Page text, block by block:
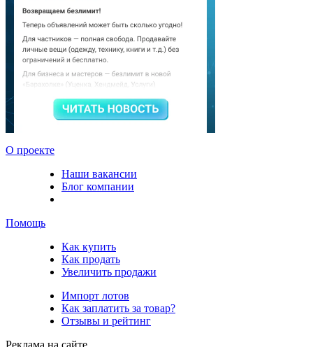
О проекте
Наши вакансии
Блог компании
Помощь
Как купить
Как продать
Увеличить продажи
Импорт лотов
Как заплатить за товар?
Отзывы и рейтинг
Реклама на сайте